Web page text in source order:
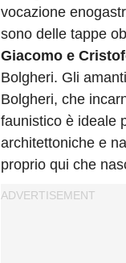
vocazione
sono delle tappe
Giacomo e
Bolgheri. Gli
Bolgheri, che
faunistico è ideale
architettoniche e
proprio qui che